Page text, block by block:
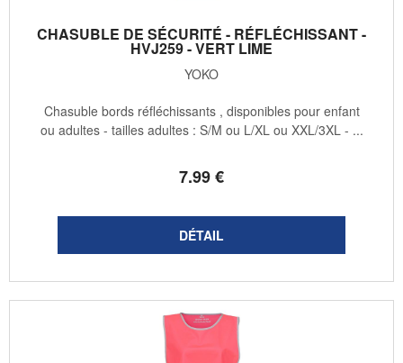
CHASUBLE DE SÉCURITÉ - RÉFLÉCHISSANT -
HVJ259 - VERT LIME
YOKO
7.99€
Chasuble bords réfléchissants , disponibles pour enfant
ou adultes - tailles adultes : S/M ou L/XL ou XXL/3XL - ...